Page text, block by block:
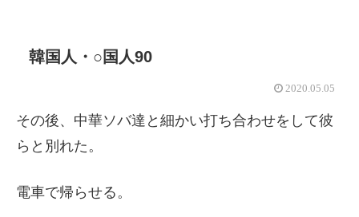
韓国人・○国人90
2020.05.05
その後、中華ソバ達と細かい打ち合わせをして彼
らと別れた。
電車で帰らせる。